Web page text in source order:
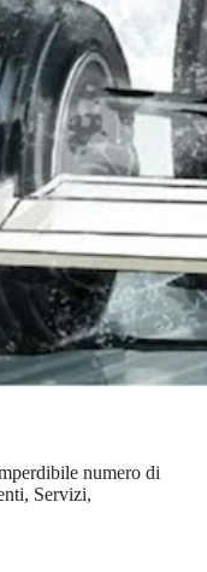
numero di
Servizi,